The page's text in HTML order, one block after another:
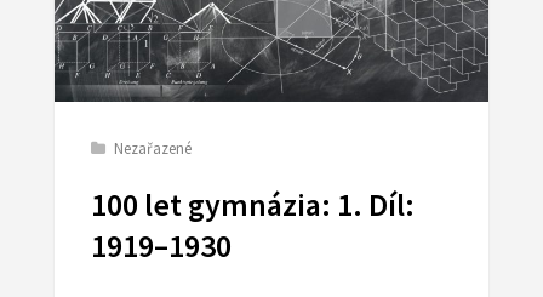
Nezařazené
100 let gymnázia: 1. Díl:
1919–1930